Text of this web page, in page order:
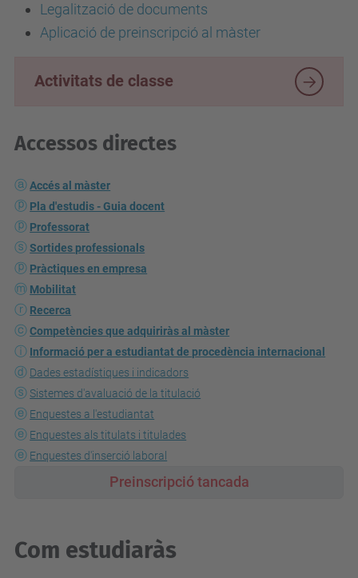
Legalització de documents
Aplicació de preinscripció al màster
Activitats de classe
Accessos directes
Accés al màster
Pla d'estudis - Guia docent
Professorat
Sortides professionals
Pràctiques en empresa
Mobilitat
Recerca
Competències que adquiriràs al màster
Informació per a estudiantat de procedència internacional
Dades estadístiques i indicadors
Sistemes d'avaluació de la titulació
Enquestes a l'estudiantat
Enquestes als titulats i titulades
Enquestes d'inserció laboral
Preinscripciótancada
Com estudiaràs